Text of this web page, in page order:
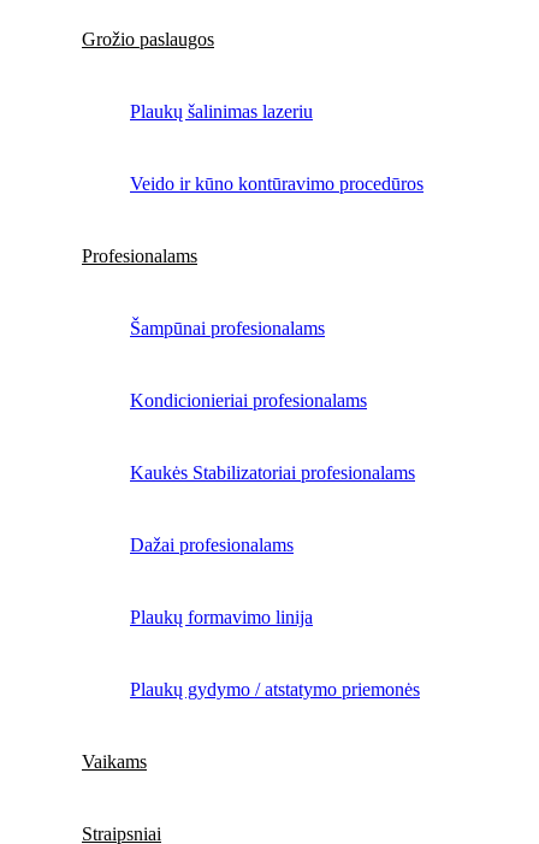
Grožio paslaugos
Plaukų šalinimas lazeriu
Veido ir kūno kontūravimo procedūros
Profesionalams
Šampūnai profesionalams
Kondicionieriai profesionalams
Kaukės Stabilizatoriai profesionalams
Dažai profesionalams
Plaukų formavimo linija
Plaukų gydymo / atstatymo priemonės
Vaikams
Straipsniai